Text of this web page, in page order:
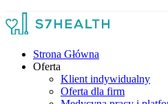
Strona Główna
Oferta
Klient indywidualny
Oferta dla firm